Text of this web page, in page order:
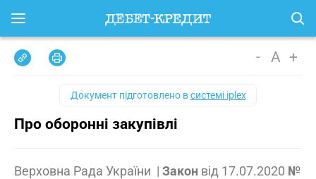
- A +
Документ підготовлено всистемі iplex
Про оборонні закупівлі
Верховна Рада України | Закон від 17.07.2020 №